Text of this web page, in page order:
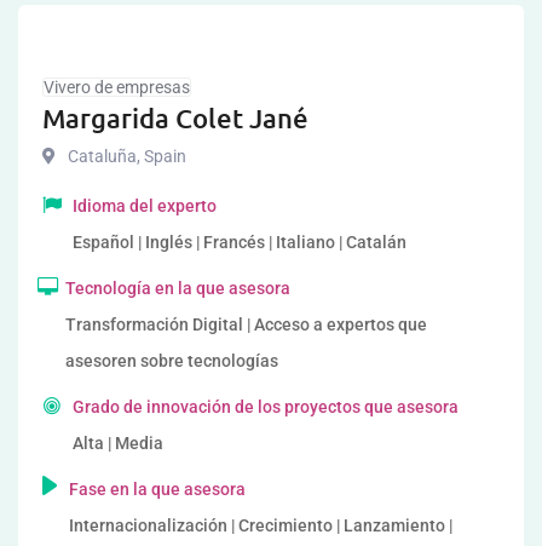
Vivero de empresas
Margarida Colet Jané
Cataluña, Spain
Idioma del experto
Español | Inglés | Francés | Italiano | Catalán
Tecnología en la que asesora
Transformación Digital | Acceso a expertos que
asesoren sobre tecnologías
Grado de innovación de los proyectos que asesora
Alta | Media
Fase en la que asesora
Internacionalización | Crecimiento | Lanzamiento |